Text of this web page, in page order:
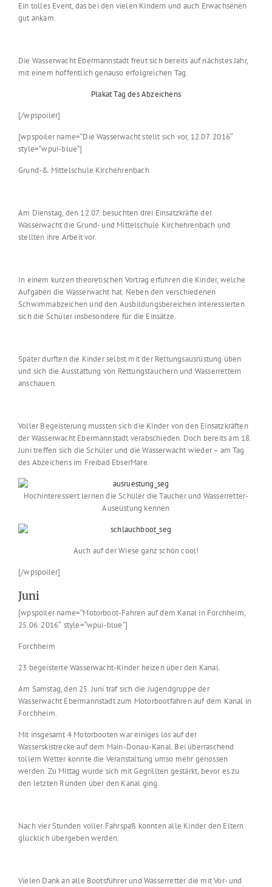
Ein tolles Event, das bei den vielen Kindern und auch Erwachsenen
gut ankam.
Die Wasserwacht Ebermannstadt freut sich bereits auf nächstes Jahr,
mit einem hoffentlich genauso erfolgreichen Tag.
Plakat Tag des Abzeichens
[/wpspoiler]
[wpspoiler name=“Die Wasserwacht stellt sich vor, 12.07. 2016″
style=“wpui-blue“]
Grund-& Mittelschule Kirchehrenbach
Am Dienstag, den 12.07. besuchten drei Einsatzkräfte der
Wasserwacht die Grund- und Mittelschule Kirchehrenbach und
stellten ihre Arbeit vor.
In einem kurzen theoretischen Vortrag erfuhren die Kinder, welche
Aufgaben die Wasserwacht hat. Neben den verschiedenen
Schwimmabzeichen und den Ausbildungsbereichen interessierten
sich die Schüler insbesondere für die Einsätze.
Später durften die Kinder selbst mit der Rettungsausrüstung üben
und sich die Ausstattung von Rettungstauchern und Wasserrettern
anschauen.
Voller Begeisterung mussten sich die Kinder von den Einsatzkräften
der Wasserwacht Ebermannstadt verabschieden. Doch bereits am 18.
Juni treffen sich die Schüler und die Wasserwacht wieder – am Tag
des Abzeichens im Freibad EbserMare.
Hochinteressiert lernen die Schüler die Taucher und Wasserretter-
Auseüstung kennen
Auch auf der Wiese ganz schön cool!
[/wpspoiler]
Juni
[wpspoiler name=“Motorboot-Fahren auf dem Kanal in Forchheim,
25.06. 2016″ style=“wpui-blue“]
Forchheim
23 begeisterte Wasserwacht-Kinder heizen über den Kanal.
Am Samstag, den 25. Juni traf sich die Jugendgruppe der
Wasserwacht Ebermannstadt zum Motorbootfahren auf dem Kanal in
Forchheim.
Mit insgesamt 4 Motorbooten war einiges los auf der
Wasserskistrecke auf dem Main-Donau-Kanal. Bei überraschend
tollem Wetter konnte die Veranstaltung umso mehr genossen
werden. Zu Mittag wurde sich mit Gegrillten gestärkt, bevor es zu
den letzten Runden über den Kanal ging.
Nach vier Stunden voller Fahrspaß konnten alle Kinder den Eltern
glücklich übergeben werden.
Vielen Dank an alle Bootsführer und Wasserretter die mit Vor- und